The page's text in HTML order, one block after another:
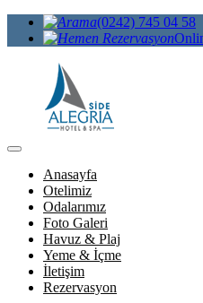
(0242) 745 04 58
Anasayfa
Otelimiz
Odalarımız
Foto Galeri
Havuz & Plaj
Yeme & İçme
İletişim
Rezervasyon